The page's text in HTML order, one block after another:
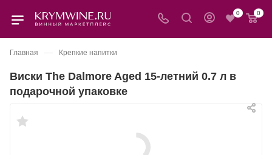
0 0
Главная — Крепкие напитки
Виски The Dalmore Aged 15-летний 0.7 л в
подарочной упаковке